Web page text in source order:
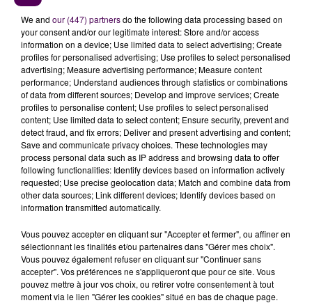
Cet événement est organisé par un passionné de
sport dont le carnet d'adresses est riche : Christian
Bodin. Arrivé à la fin des années 60 à Caen, alors qu'il
n'était pas majeur, ce Normand d'adoption, originaire
de la région de Cholet, est un ancien basketteur. Une
carrière durant laquelle il aura porté le maillot du CBC,
de l'ASPTT Caen et de Ouistreham, lui permettant
d'affronter et même de battre le père de Tony
Parker. Anecdote qu'il a pu glisser à l'ancien meneur
de l'équipe de France, en mars dernier, lors de sa
venue à Epron, à l'occasion d'une autre soirée-
rencontre. La première s'est déroulée en 2015.
Christian Bodin en monte deux chaque année avec
l'entreprise et les sportifs de haut niveau, encore en
exercice ou retraités.Il a déjà fait venir l'ancien
pilote de rallye Ari Vatanen, l'ex-entraîneur de foot
Guy Roux ou encore Jean-Marc Mormeck, plusieurs
We and our (447) partnersdo the following data processing based on
your consent and/or our legitimate interest: Store and/or access
information on a device; Use limited data to select advertising; Create
profiles for personalised advertising; Use profiles to select personalised
advertising; Measure advertising performance; Measure content
performance; Understand audiences through statistics or combinations
of data from different sources; Develop and improve services; Create
profiles to personalise content; Use profiles to select personalised
content; Use limited data to select content; Ensure security, prevent and
detect fraud, and fix errors; Deliver and present advertising and content;
Save and communicate privacy choices. These technologies may
process personal data such as IP address and browsing data to offer
following functionalities: Identify devices based on information actively
requested; Use precise geolocation data; Match and combine data from
other data sources; Link different devices; Identify devices based on
information transmitted automatically.
Vous pouvez accepter en cliquant sur "Accepter et fermer", ou affiner en
sélectionnant les finalités et/ou partenaires dans "Gérer mes choix".
Vous pouvez également refuser en cliquant sur "Continuer sans
accepter". Vos préférences ne s'appliqueront que pour ce site. Vous
pouvez mettre à jour vos choix, ou retirer votre consentement à tout
moment via le lien "Gérer les cookies" situé en bas de chaque page.